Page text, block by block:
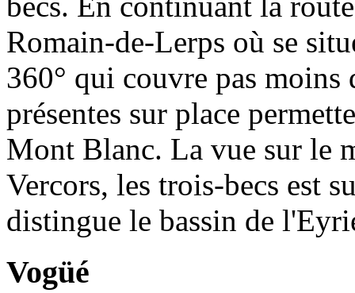
Romain-de-Lerps où se
360° qui couvre pas moins
présentes sur place
Mont Blanc. La vue sur le
Vercors, les trois-becs est
distingue le bassin de
Vogüé